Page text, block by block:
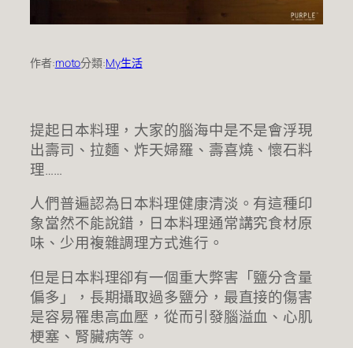
作者:moto分類:My生活
提起日本料理，大家的腦海中是不是會浮現
出壽司、拉麵、炸天婦羅、壽喜燒、懷石料
理……
人們普遍認為日本料理健康清淡。有這種印
象當然不能說錯，日本料理通常講究食材原
味、少用複雜調理方式進行。
但是日本料理卻有一個重大弊害「鹽分含量
偏多」，長期攝取過多鹽分，最直接的傷害
是容易罹患高血壓，從而引發腦溢血、心肌
梗塞、腎臟病等。